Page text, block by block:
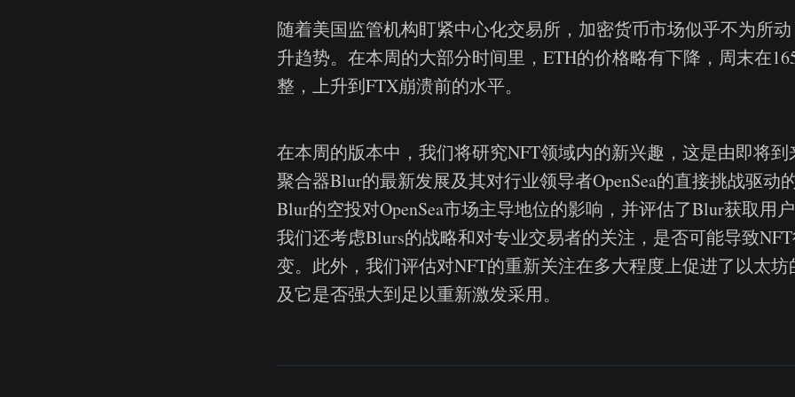
随着美国监管机构盯紧中心化交易所，加密货币市场似乎不为所
升趋势。在本周的大部分时间里，ETH的价格略有下降，周末在
整，上升到FTX崩溃前的水平。
在本周的版本中，我们将研究NFT领域内的新兴趣，这是由即将到
聚合器Blur的最新发展及其对行业领导者OpenSea的直接挑战驱动
Blur的空投对OpenSea市场主导地位的影响，并评估了Blur获取用
我们还考虑Blurs的战略和对专业交易者的关注，是否可能导致
变。此外，我们评估对NFT的重新关注在多大程度上促进了以太
及它是否强大到足以重新激发采用。